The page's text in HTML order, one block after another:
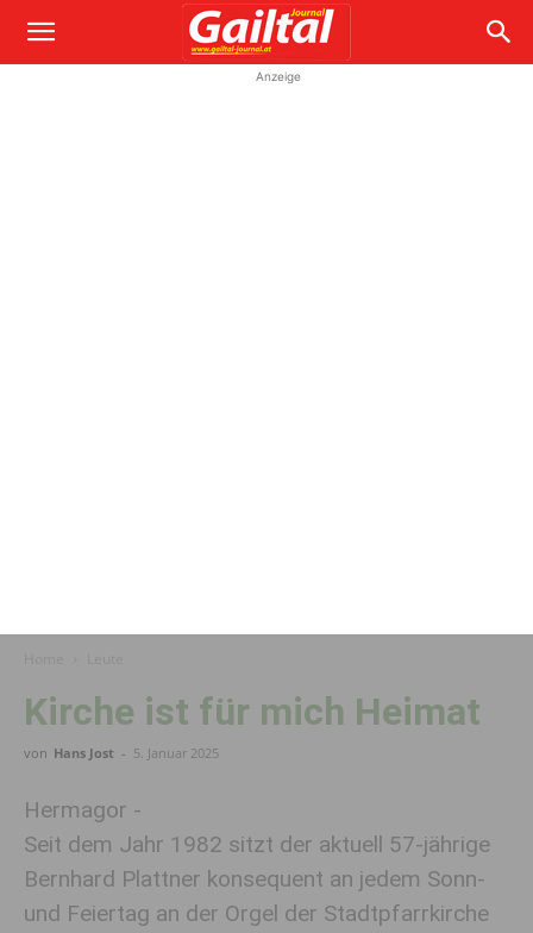
Anzeige
Kirche ist für mich Heimat
von Hans Jost - 5. Januar 2025
Hermagor -
Seit dem Jahr 1982 sitzt der aktuell 57-jährige
Bernhard Plattner konsequent an jedem Sonn-
und Feiertag an der Orgel der Stadtpfarrkirche